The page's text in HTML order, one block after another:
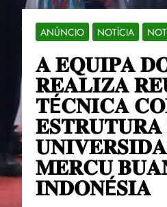
ANÚNCIO NOTÍCIA
𝐀 𝐄𝐐𝐔𝐈𝐏𝐀
𝐑𝐄𝐀𝐋𝐈𝐙𝐀
𝐓É𝐂𝐍𝐈𝐂𝐀
𝐄𝐒𝐓𝐑𝐔𝐓𝐔𝐑𝐀
𝐌𝐄𝐑𝐂𝐔
𝐈𝐍𝐃𝐎𝐍É𝐒𝐈𝐀